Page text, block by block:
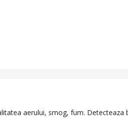
aerului, smog, fum.